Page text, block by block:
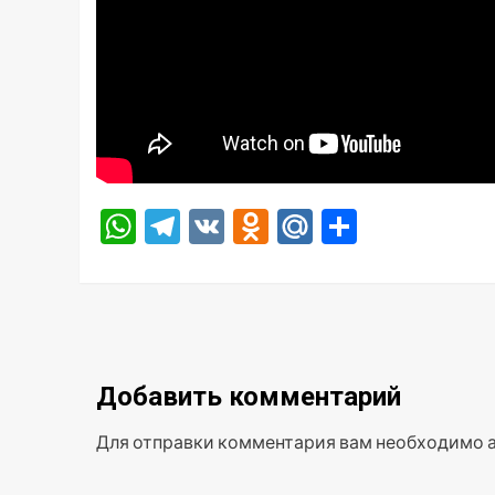
WhatsApp
Telegram
VK Odnoklassniki
Mail.Ru
Добавить комментарий
Для отправки комментария вам необходимо